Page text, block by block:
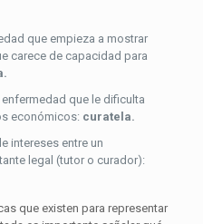
que empieza a mostrar
carece de capacidad para
que le dificulta
económicos: curatela.
intereses entre un
legal (tutor o curador):
que existen para representar